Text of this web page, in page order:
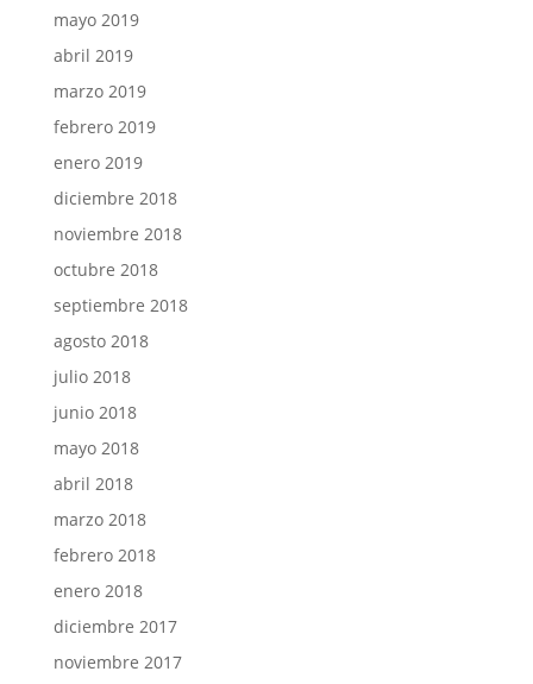
mayo 2019
abril 2019
marzo 2019
febrero 2019
enero 2019
diciembre 2018
noviembre 2018
octubre 2018
septiembre 2018
agosto 2018
julio 2018
junio 2018
mayo 2018
abril 2018
marzo 2018
febrero 2018
enero 2018
diciembre 2017
noviembre 2017